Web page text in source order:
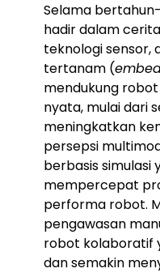
Selama
hadir dalam
teknologi sensor,
tertanam (
mendukung
nyata, mulai dari
meningkatkan
persepsi
berbasis simulasi
mempercepat
performa robot.
pengawasan
robot kolaboratif
dan semakin